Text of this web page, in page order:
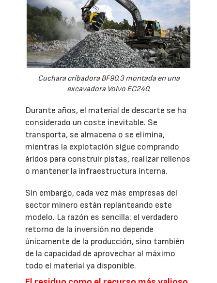
Cuchara cribadora BF90.3 montada en una
excavadora Volvo EC240.
Durante años, el material de descarte se ha
considerado un coste inevitable. Se
transporta, se almacena o se elimina,
mientras la explotación sigue comprando
áridos para construir pistas, realizar rellenos
o mantener la infraestructura interna.
Sin embargo, cada vez más empresas del
sector minero están replanteando este
modelo. La razón es sencilla: el verdadero
retorno de la inversión no depende
únicamente de la producción, sino también
de la capacidad de aprovechar al máximo
todo el material ya disponible.